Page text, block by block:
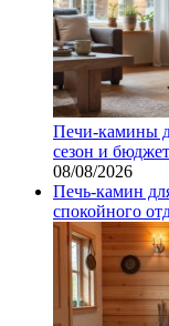
Печи-камины
сезон и бюджет
08/08/2026
Печь-камин
спокойного